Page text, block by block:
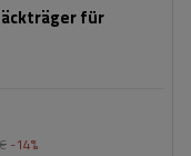
für
-14%